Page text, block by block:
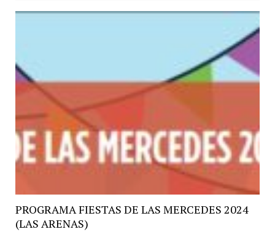
PROGRAMA FIESTAS DE LAS MERCEDES 2024
(LAS ARENAS)